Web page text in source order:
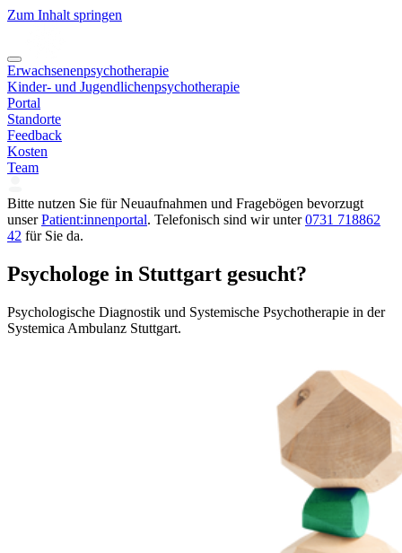
Zum Inhalt springen
Erwachsenenpsychotherapie
Kinder- und Jugendlichenpsychotherapie
Portal
Standorte
Feedback
Kosten
Team
Bitte nutzen Sie für Neuaufnahmen und Fragebögen bevorzugt
unserPatient:innenportal. Telefonisch sind wir unter0731 718862
42 für Sie da.
Psychologe in Stuttgart gesucht?
Psychologische Diagnostik und Systemische Psychotherapie in der
Systemica Ambulanz Stuttgart.